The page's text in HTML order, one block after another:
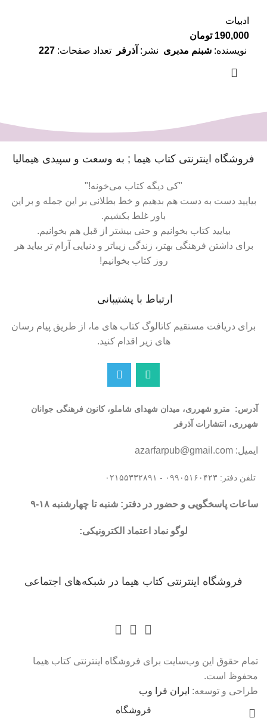
ادبیات
190,000 تومان
نویسنده: شبنم مدبری نشر: آذرفر تعداد صفحات: 227
فروشگاه اینترنتی کتاب هیما ; به وسعت و سپیدی هیمالیا
"کی دیگه کتاب می‌خونه!"
بیایید دست به دست هم بدهیم و خط بطلانی بر این جمله و بر این
باور غلط بکشیم.
بیایید کتاب بخوانیم و حتی بیشتر از قبل هم بخوانیم.
برای داشتن فرهنگی بهتر، زندگی زیباتر و دنیایی آرام تر بیاید هر
روز کتاب بخوانیم!
ارتباط با پشتیبانی
برای دریافت مستقیم کاتالوگ کتاب های ما، از طریق پیام رسان
های زیر اقدام کنید.
آدرس: مترو شهرری، میدان شهدای شاملو، کانون فرهنگی جوانان
شهرری، انتشارات آذرفر
ایمیل: azarfarpub@gmail.com
تلفن دفتر: ۰۹۹۰۵۱۶۰۴۲۳ - ۰۲۱۵۵۳۳۲۸۹۱
ساعات پاسخگویی و حضور در دفتر: شنبه تا چهارشنبه ۱۸-۹
لوگو نماد اعتماد الکترونیکی:
فروشگاه اینترنتی کتاب هیما در شبکه‌‌های اجتماعی
تمام حقوق این وب‌سایت برای فروشگاه اینترنتی کتاب هیما
محفوظ است.
طراحی و توسعه: ایران فرا وب
فروشگاه